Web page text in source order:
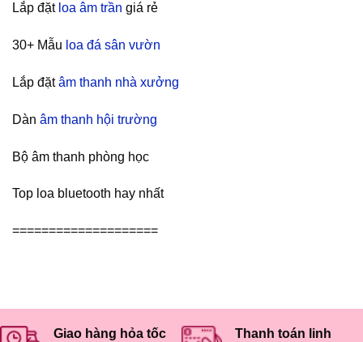
Lắp đặt loa âm trần giá rẻ
30+ Mẫu loa đá sân vườn
Lắp đặtâm thanh nhà xưởng
Dàn âm thanh hội trường
Bộ âm thanh phòng học
Top loa bluetooth hay nhất
====================
Giao hàng hỏa tốc
Thanh toán linh